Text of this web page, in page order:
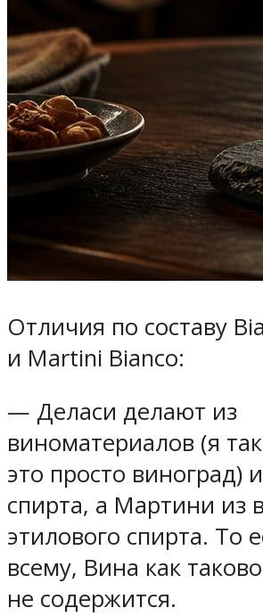
Отличия по составу
и Martini Bianco:
— Деласи делают из
виноматериалов (я
это просто виноград)
спирта, а Мартини из
этилового спирта. То
всему, Вина как
не содержится.